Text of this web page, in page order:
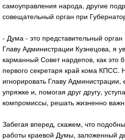
самоуправления народа, другие
совещательный орган при
- Дума - это представительный
Главу Администрации Кузнецова, я
карманный Совет нардепов, как это
первого секретаря край кома
игнорировать Главу
упряжке и, помогая друг другу,
компромиссы, решать жизненно
Забегая вперед, скажем, что
работы краевой Думы, заложенный